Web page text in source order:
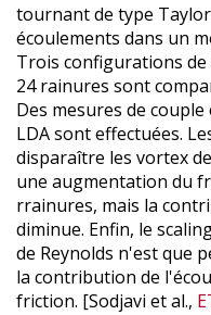
tournant de type
écoulements dans un
Trois configurations
24 rainures sont
Des mesures de
LDA sont effectuées.
disparaître les vortex
une augmentation du
rrainures, mais la
diminue. Enfin, le
de Reynolds n'est que
la contribution de
friction. [Sodjavi et al.,